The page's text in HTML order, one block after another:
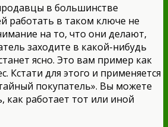
в большинстве
работать в таком ключе не
на то, что они делают,
заходите в какой-нибудь
ясно. Это вам пример как
Кстати для этого и применяется
покупатель». Вы можете
как работает тот или иной